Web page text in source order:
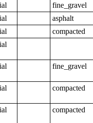
fine_gravel
asphalt
compacted
fine_gravel
compacted
compacted